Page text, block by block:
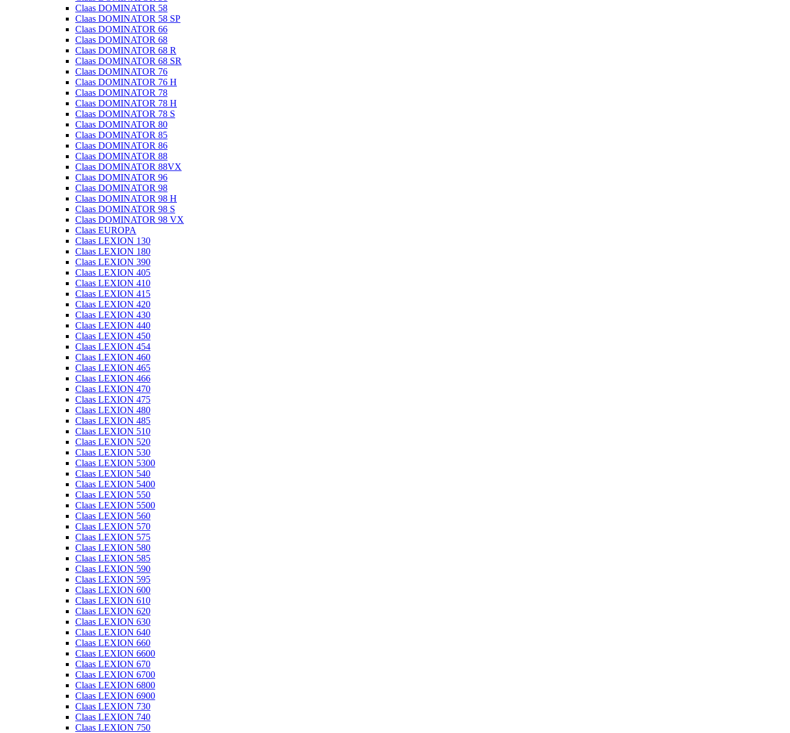
Claas DOMINATOR 58
Claas DOMINATOR 58 SP
Claas DOMINATOR 66
Claas DOMINATOR 68
Claas DOMINATOR 68 R
Claas DOMINATOR 68 SR
Claas DOMINATOR 76
Claas DOMINATOR 76 H
Claas DOMINATOR 78
Claas DOMINATOR 78 H
Claas DOMINATOR 78 S
Claas DOMINATOR 80
Claas DOMINATOR 85
Claas DOMINATOR 86
Claas DOMINATOR 88
Claas DOMINATOR 88VX
Claas DOMINATOR 96
Claas DOMINATOR 98
Claas DOMINATOR 98 H
Claas DOMINATOR 98 S
Claas DOMINATOR 98 VX
Claas EUROPA
Claas LEXION 130
Claas LEXION 180
Claas LEXION 390
Claas LEXION 405
Claas LEXION 410
Claas LEXION 415
Claas LEXION 420
Claas LEXION 430
Claas LEXION 440
Claas LEXION 450
Claas LEXION 454
Claas LEXION 460
Claas LEXION 465
Claas LEXION 466
Claas LEXION 470
Claas LEXION 475
Claas LEXION 480
Claas LEXION 485
Claas LEXION 510
Claas LEXION 520
Claas LEXION 530
Claas LEXION 5300
Claas LEXION 540
Claas LEXION 5400
Claas LEXION 550
Claas LEXION 5500
Claas LEXION 560
Claas LEXION 570
Claas LEXION 575
Claas LEXION 580
Claas LEXION 585
Claas LEXION 590
Claas LEXION 595
Claas LEXION 600
Claas LEXION 610
Claas LEXION 620
Claas LEXION 630
Claas LEXION 640
Claas LEXION 660
Claas LEXION 6600
Claas LEXION 670
Claas LEXION 6700
Claas LEXION 6800
Claas LEXION 6900
Claas LEXION 730
Claas LEXION 740
Claas LEXION 750